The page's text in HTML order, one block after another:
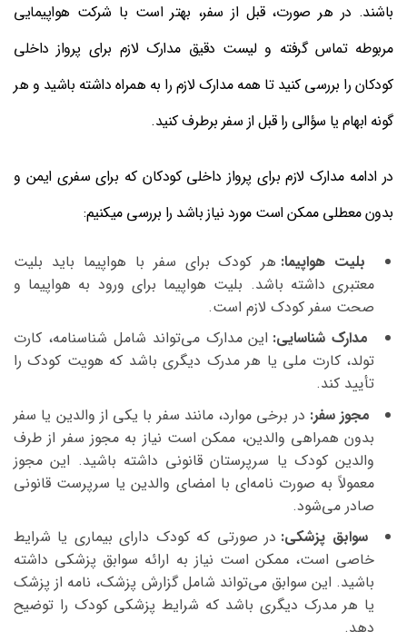
باشند. در هر صورت، قبل از سفر، بهتر است با شرکت هواپیمایی
مربوطه تماس گرفته و لیست دقیق مدارک لازم برای پرواز داخلی
کودکان را بررسی کنید تا همه مدارک لازم را به همراه داشته باشید و هر
گونه ابهام یا سؤالی را قبل از سفر برطرف کنید.
در ادامه مدارک لازم برای پرواز داخلی کودکان که برای سفری ایمن و
بدون معطلی ممکن است مورد نیاز باشد را بررسی میکنیم:
بلیت هواپیما: هر کودک برای سفر با هواپیما باید بلیت
معتبری داشته باشد. بلیت هواپیما برای ورود به هواپیما و
صحت سفر کودک لازم است.
مدارک شناسایی: این مدارک می‌تواند شامل شناسنامه، کارت
تولد، کارت ملی یا هر مدرک دیگری باشد که هویت کودک را
تأیید کند.
مجوز سفر: در برخی موارد، مانند سفر با یکی از والدین یا سفر
بدون همراهی والدین، ممکن است نیاز به مجوز سفر از طرف
والدین کودک یا سرپرستان قانونی داشته باشید. این مجوز
معمولاً به صورت نامه‌ای با امضای والدین یا سرپرست قانونی
صادر می‌شود.
سوابق پزشکی: در صورتی که کودک دارای بیماری یا شرایط
خاصی است، ممکن است نیاز به ارائه سوابق پزشکی داشته
باشید. این سوابق می‌تواند شامل گزارش پزشک، نامه از پزشک
یا هر مدرک دیگری باشد که شرایط پزشکی کودک را توضیح
دهد.